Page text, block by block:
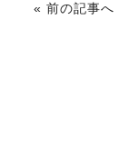
« 前の記事へ